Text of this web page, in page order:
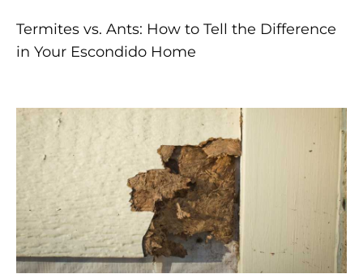
Termites vs. Ants: How to Tell the Difference
in Your Escondido Home